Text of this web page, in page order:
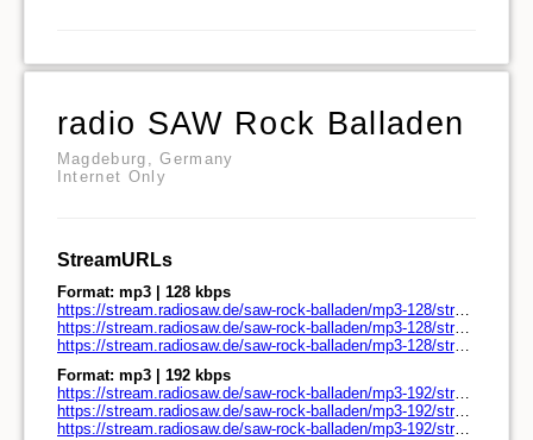
radio SAW Rock Balladen
Magdeburg, Germany
Internet Only
StreamURLs
Format: mp3 | 128 kbps
https://stream.radiosaw.de/saw-rock-balladen/mp3-128/stream.radiosaw.de/
https://stream.radiosaw.de/saw-rock-balladen/mp3-128/stream.radiosaw.de/play.pls
https://stream.radiosaw.de/saw-rock-balladen/mp3-128/stream.radiosaw.de/play.m3u
Format: mp3 | 192 kbps
https://stream.radiosaw.de/saw-rock-balladen/mp3-192/stream.radiosaw.de/
https://stream.radiosaw.de/saw-rock-balladen/mp3-192/stream.radiosaw.de/play.pls
https://stream.radiosaw.de/saw-rock-balladen/mp3-192/stream.radiosaw.de/play.m3u